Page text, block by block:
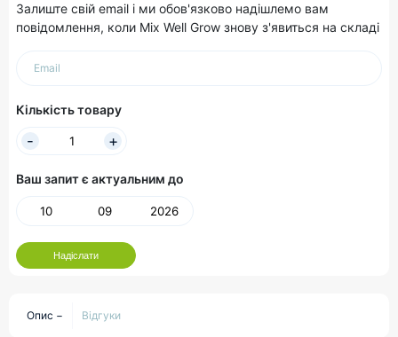
Залиште свій email і ми обов'язково надішлемо вам
повідомлення, коли Mix Well Grow знову з'явиться на складі
Email
Кількість товару
Ваш запит є актуальним до
Надіслати
Опис Відгуки